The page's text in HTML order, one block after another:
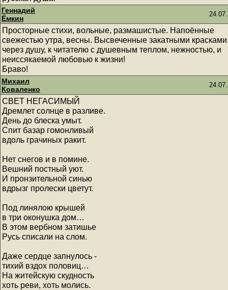
Геннадий
Ёмкин
Просторные стихи, вольные, размашистые. Напоённые
свежестью утра, весны. Высвеченные закатными
через душу, к читателю с душевным теплом, нежностью, и
неиссякаемой любовью к жизни!
Браво!
Михаил
Коваленко
СВЕТ НЕГАСИМЫЙ
Дремлет солнце в разливе.
День до блеска умыт.
Спит базар гомонливый
вдоль грачиных ракит.
Нет снегов и в помине.
Вешний постный уют.
И пронзительной синью
вдрызг пролески цветут.
Под линялою крышей
в три оконушка дом…
В этом вербном затишье
Русь списали на слом.
Даже сердце запнулось -
тихий вздох половиц…
На житейскую скудность
хоть реви, хоть молись.